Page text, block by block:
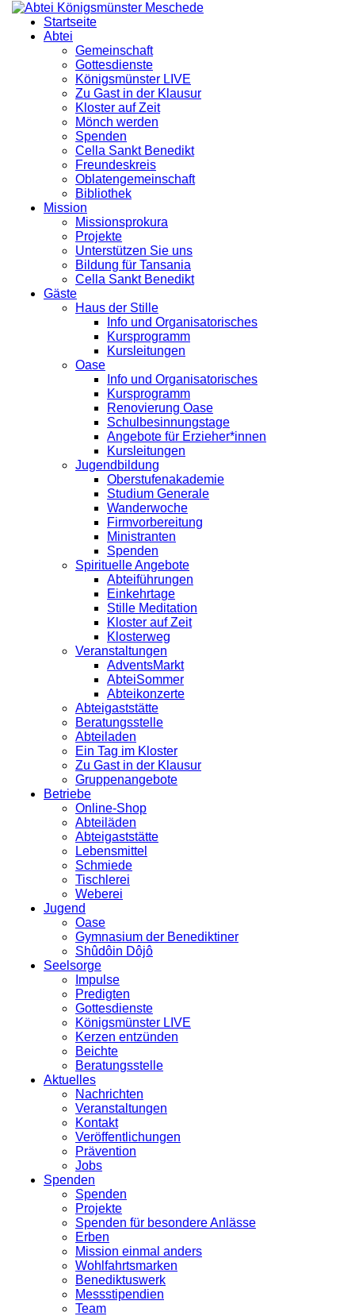
Startseite
Abtei
Gemeinschaft
Gottesdienste
Königsmünster LIVE
Zu Gast in der Klausur
Kloster auf Zeit
Mönch werden
Spenden
Cella Sankt Benedikt
Freundeskreis
Oblatengemeinschaft
Bibliothek
Mission
Missionsprokura
Projekte
Unterstützen Sie uns
Bildung für Tansania
Cella Sankt Benedikt
Gäste
Haus der Stille
Info und Organisatorisches
Kursprogramm
Kursleitungen
Oase
Info und Organisatorisches
Kursprogramm
Renovierung Oase
Schulbesinnungstage
Angebote für Erzieher*innen
Kursleitungen
Jugendbildung
Oberstufenakademie
Studium Generale
Wanderwoche
Firmvorbereitung
Ministranten
Spenden
Spirituelle Angebote
Abteiführungen
Einkehrtage
Stille Meditation
Kloster auf Zeit
Klosterweg
Veranstaltungen
AdventsMarkt
AbteiSommer
Abteikonzerte
Abteigaststätte
Beratungsstelle
Abteiladen
Ein Tag im Kloster
Zu Gast in der Klausur
Gruppenangebote
Betriebe
Online-Shop
Abteiläden
Abteigaststätte
Lebensmittel
Schmiede
Tischlerei
Weberei
Jugend
Oase
Gymnasium der Benediktiner
Shûdôin Dôjô
Seelsorge
Impulse
Predigten
Gottesdienste
Königsmünster LIVE
Kerzen entzünden
Beichte
Beratungsstelle
Aktuelles
Nachrichten
Veranstaltungen
Kontakt
Veröffentlichungen
Prävention
Jobs
Spenden
Spenden
Projekte
Spenden für besondere Anlässe
Erben
Mission einmal anders
Wohlfahrtsmarken
Benediktuswerk
Messstipendien
Team